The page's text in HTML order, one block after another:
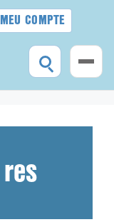
COMPTE